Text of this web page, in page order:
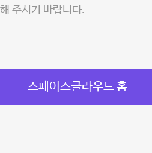
주시기 바랍니다.
스페이스클라우드 홈